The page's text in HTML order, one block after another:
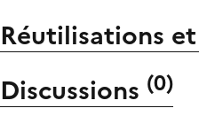
Réutilisations
Discussions (0)